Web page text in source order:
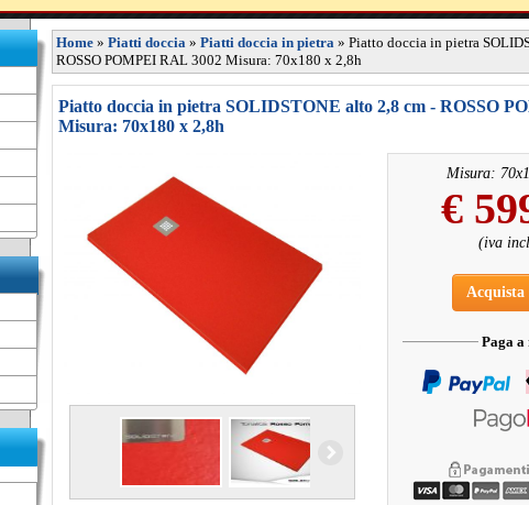
Home » Piatti doccia » Piatti doccia in pietra » Piatto doccia in pietra
ROSSO POMPEI RAL 3002 Misura: 70x180 x 2,8h
Piatto doccia in pietra SOLIDSTONE alto 2,8 cm - ROSSO
Misura: 70x180 x 2,8h
Misura:
€
(iva
Acquista
Paga a